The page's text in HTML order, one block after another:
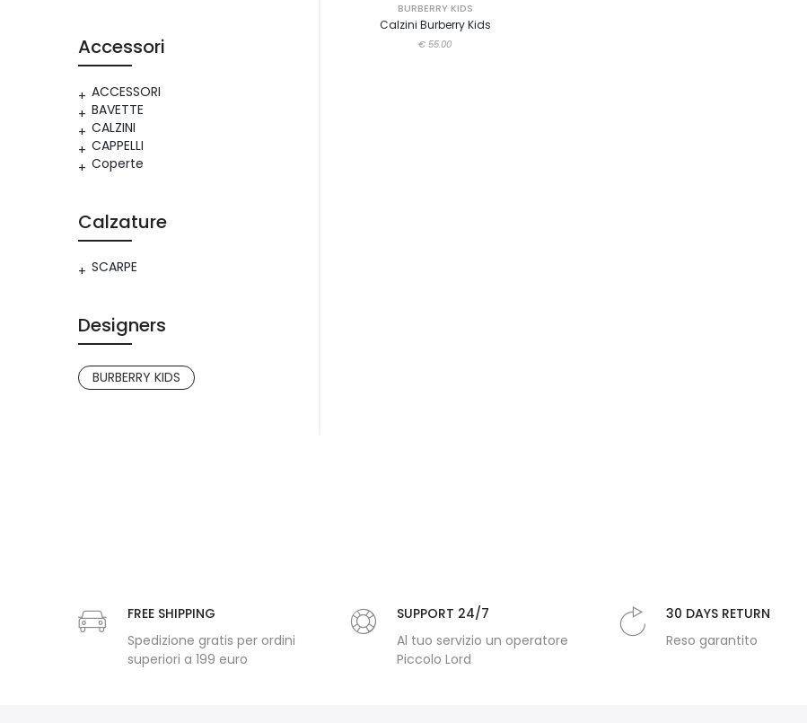
Accessori
ACCESSORI
BAVETTE
CALZINI
CAPPELLI
Coperte
Calzature
SCARPE
Designers
BURBERRY KIDS
BURBERRY KIDS
Calzini Burberry Kids
€ 55.00
FREE SHIPPING
Spedizione gratis per ordini
superiori a 199 euro
SUPPORT 24/7
Al tuo servizio un operatore
Piccolo Lord
30 DAYS RETURN
Reso garantito